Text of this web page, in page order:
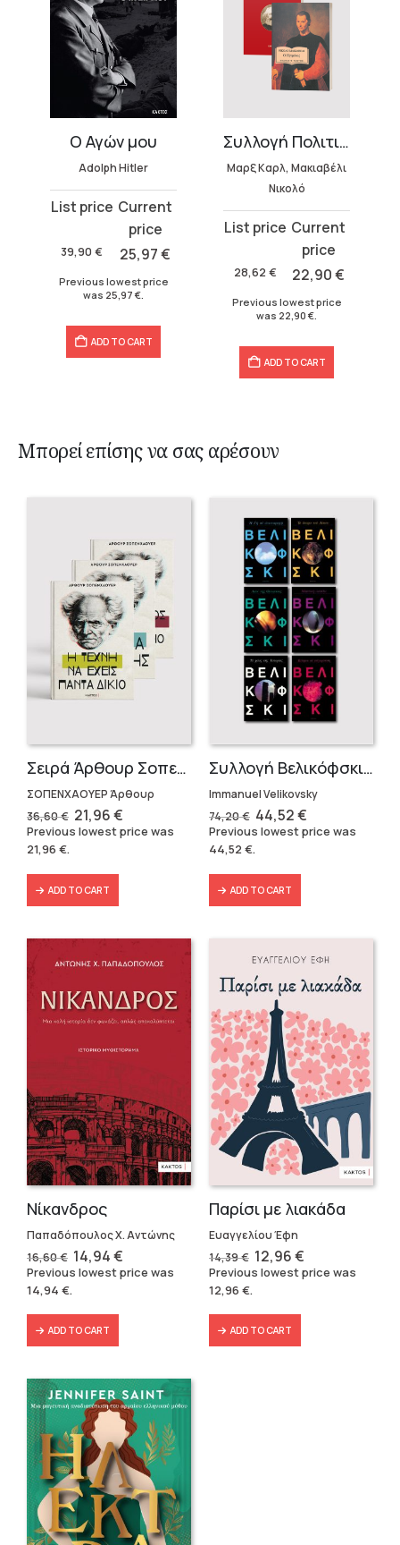
Ο Αγών μου
Adolph Hitler
39,90 €
Original
was:
25,97€
Current
is:
Previous lowest price
was 25,97 €
ADD TO CART
Συλλογή Πολιτική Σκέψη (2 τόμοι)
Μαρξ Καρλ, Μακιαβέλι
Νικολό
28,62 €
Original
was:
22,90€
Current
is:
Previous lowest price
was 22,90 €
ADD TO CART
Μπορεί επίσης να σας αρέσουν
Σειρά Άρθουρ Σοπενχάουερ (3 βιβλία)
ΣΟΠΕΝΧΑΟΥΕΡ Άρθουρ
36,60€ Original
price
was:
21,96€Current
price
is:
Previous lowest price was
21,96 €.
ADD TO CART
Συλλογή Βελικόφσκι (7 βιβλία)
Immanuel Velikovsky
74,20€ Original
price
was:
74,20 €.
44,52€Current
price
is:
Previous lowest price was
44,52€.
ADD TO CART
Νίκανδρος
Παπαδόπουλος Χ. Αντώνης
16,60€ Original
price
was:
16,60 €.
14,94€Current
price
is:
Previous lowest price was
14,94 €.
ADD TO CART
Παρίσι με λιακάδα
Ευαγγελίου Έφη
14,39€ Original
price
was:
12,96€Current
price
is:
Previous lowest price was
12,96 €.
ADD TO CART